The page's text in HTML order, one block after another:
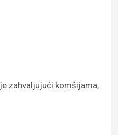
zahvaljujući komšijama,